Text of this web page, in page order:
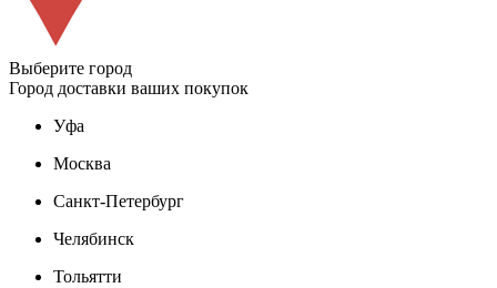
Выберите город
Город доставки ваших покупок
Уфа
Москва
Санкт-Петербург
Челябинск
Тольятти